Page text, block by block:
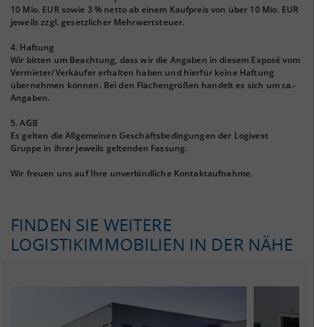
10 Mio. EUR sowie 3 % netto ab einem Kaufpreis von über 10 Mio. EUR
jeweils zzgl. gesetzlicher Mehrwertsteuer.
4. Haftung
Wir bitten um Beachtung, dass wir die Angaben in diesem Exposé vom
Vermieter/Verkäufer erhalten haben und hierfür keine Haftung
übernehmen können. Bei den Flächengrößen handelt es sich um ca.-
Angaben.
5. AGB
Es gelten die Allgemeinen Geschäftsbedingungen der Logivest
Gruppe in ihrer jeweils geltenden Fassung.
Wir freuen uns auf Ihre unverbindliche Kontaktaufnahme.
FINDEN SIE WEITERE
LOGISTIKIMMOBILIEN IN DER NÄHE